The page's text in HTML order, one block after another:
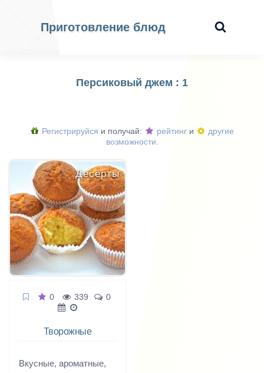
Приготовление блюд
Персиковый джем : 1
Регистрируйся и получай: рейтинг и
другие
возможности.
Десерты
0 339 0
Творожные
Вкусные, ароматные,